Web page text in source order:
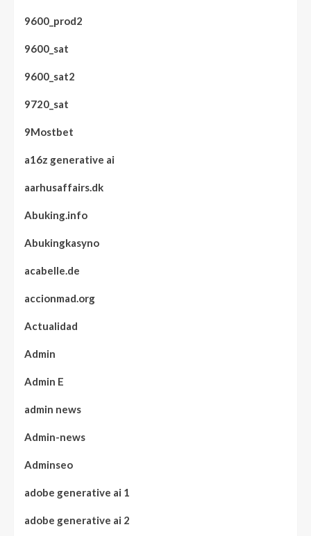
9600_prod2
9600_sat
9600_sat2
9720_sat
9Mostbet
a16z generative ai
aarhusaffairs.dk
Abuking.info
Abukingkasyno
acabelle.de
accionmad.org
Actualidad
Admin
Admin E
admin news
Admin-news
Adminseo
adobe generative ai 1
adobe generative ai 2